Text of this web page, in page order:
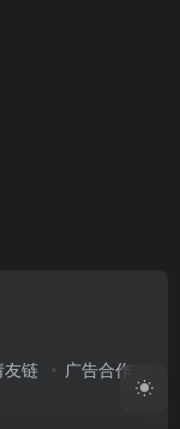
友链 广告合作